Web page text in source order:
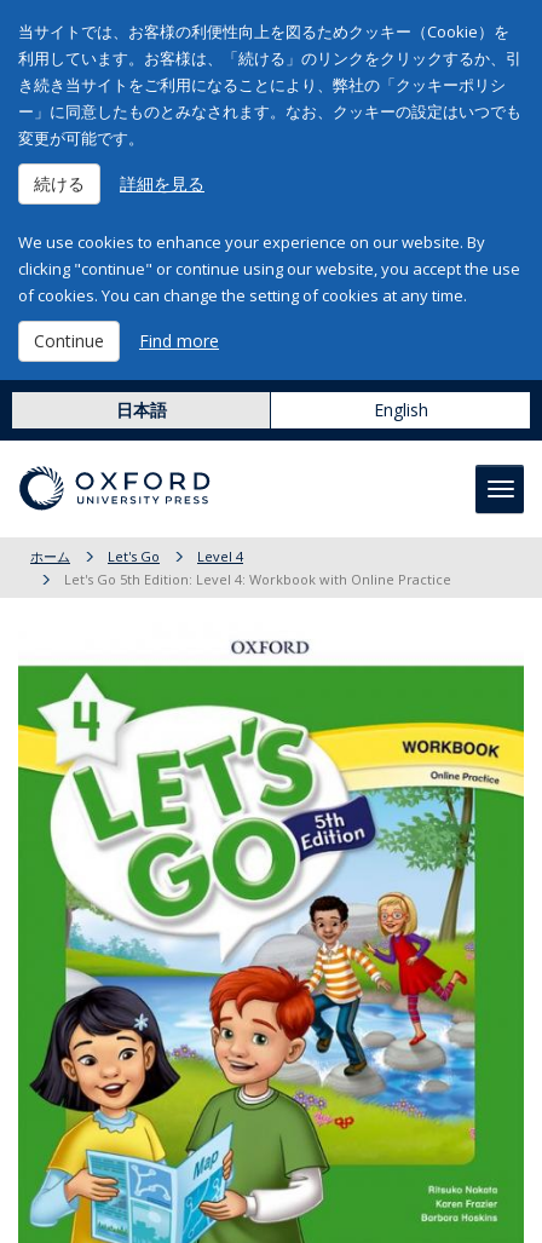
当サイトでは、お客様の利便性向上を図るためクッキー（Cookie）を
利用しています。お客様は、「続ける」のリンクをクリックするか、引
き続き当サイトをご利用になることにより、弊社の「クッキーポリシ
ー」に同意したものとみなされます。なお、クッキーの設定はいつでも
変更が可能です。
続ける 詳細を見る
We use cookies to enhance your experience on our website. By
clicking "continue" or continue using our website, you accept the use
of cookies. You can change the setting of cookies at any time.
Continue Find more
日本語 English
ホーム Let's Go
Level 4
Let's Go 5th Edition: Level 4: Workbook with Online Practice